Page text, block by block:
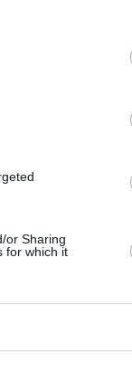
or Sharing
for which it